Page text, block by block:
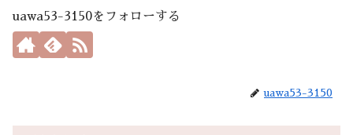
uawa53-3150をフォローする
uawa53-3150